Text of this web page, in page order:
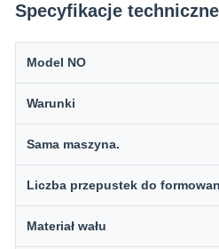
Specyfikacje techniczne
Model NO
Warunki
Sama maszyna.
Liczba przepustek do
Materiał wału